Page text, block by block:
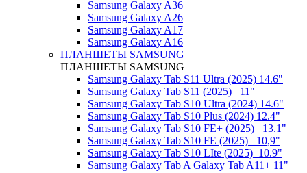
Samsung Galaxy A36
Samsung Galaxy A26
Samsung Galaxy A17
Samsung Galaxy A16
ПЛАНШЕТЫ SAMSUNG
ПЛАНШЕТЫ SAMSUNG
Samsung Galaxy Tab S11 Ultra (2025) 14.6"
Samsung Galaxy Tab S11 (2025) _11"
Samsung Galaxy Tab S10 Ultra (2024) 14.6"
Samsung Galaxy Tab S10 Plus (2024) 12.4"
Samsung Galaxy Tab S10 FE+ (2025)_ 13.1"
Samsung Galaxy Tab S10 FE (2025)_ 10,9"
Samsung Galaxy Tab S10 LIte (2025)_10.9"
Samsung Galaxy Tab A Galaxy Tab A11+ 11"